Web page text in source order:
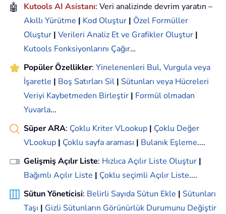
🤖 Kutools AI Asistanı: Veri analizinde devrim yaratın –
Akıllı Yürütme | Kod Oluştur | Özel Formüller
Oluştur | Verileri Analiz Et ve Grafikler Oluştur |
Kutools Fonksiyonlarını Çağır…
Popüler Özellikler: Yinelenenleri Bul, Vurgula veya
İşaretle | Boş Satırları Sil | Sütunları veya Hücreleri
Veriyi Kaybetmeden Birleştir | Formül olmadan
Yuvarla...
Süper ARA: Çoklu Kriter VLookup | Çoklu Değer
VLookup | Çoklu sayfa araması | Bulanık Eşleme....
Gelişmiş Açılır Liste: Hızlıca Açılır Liste Oluştur |
Bağımlı Açılır Liste | Çoklu seçimli Açılır Liste....
Sütun Yöneticisi: Belirli Sayıda Sütun Ekle | Sütunları
Taşı | Gizli Sütunların Görünürlük Durumunu Değiştir